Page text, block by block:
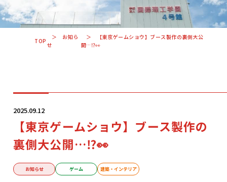
資料請求はこちらから
学科・コース
学校案内
入学案内
TOP
お知ら
せ
【東京ゲームショウ】ブース製作の裏側大公
開…⁉👀
2025.09.12
【東京ゲームショウ】ブース製作の
裏側大公開…⁉👀
お知らせ ゲーム 建築・インテリア